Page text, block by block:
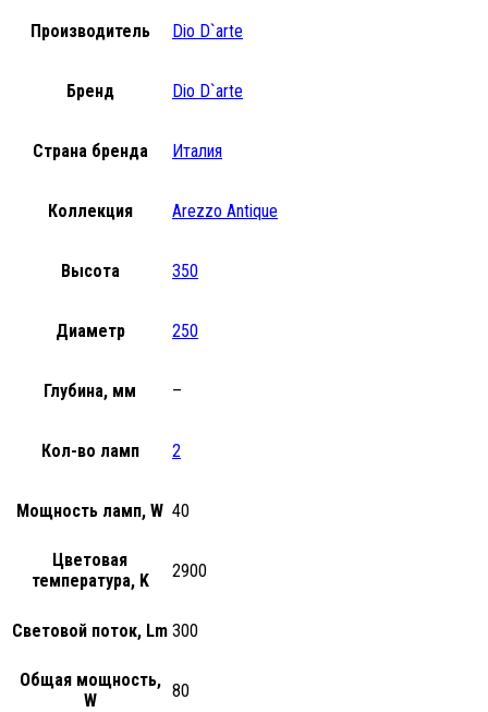
Производитель Dio D`arte
Бренд Dio D`arte
Страна бренда Италия
Коллекция Arezzo Antique
Высота 350
Диаметр 250
Глубина, мм –
Кол-во ламп 2
Мощность ламп, W 40
Цветовая
температура, K
2900
Световой поток, Lm 300
Общая мощность,
W
80